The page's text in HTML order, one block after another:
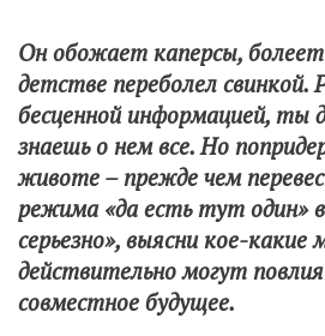
Он обожает каперсы,
детстве переболел свинкой.
бесценной информацией, ты
знаешь о нем все. Но
животе – прежде чем
режима «да есть тут один»
серьезно», выясни кое-
действительно могут
совместное будущее.